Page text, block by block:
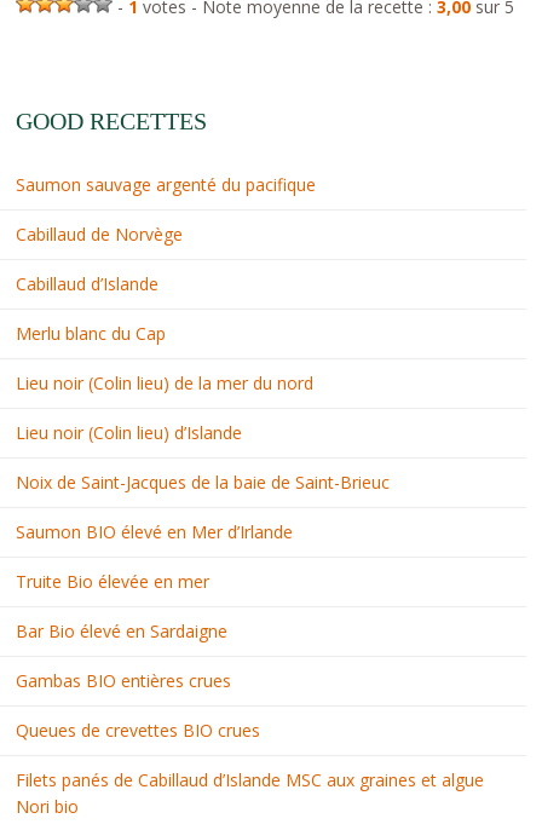
- 1 votes - Note moyenne de la recette :3,00 sur 5
GOOD RECETTES
Saumon sauvage argenté du pacifique
Cabillaud de Norvège
Cabillaud d’Islande
Merlu blanc du Cap
Lieu noir (Colin lieu) de la mer du nord
Lieu noir (Colin lieu) d’Islande
Noix de Saint-Jacques de la baie de Saint-Brieuc
Saumon BIO élevé en Mer d’Irlande
Truite Bio élevée en mer
Bar Bio élevé en Sardaigne
Gambas BIO entières crues
Queues de crevettes BIO crues
Filets panés de Cabillaud d’Islande MSC aux graines et algue
Nori bio